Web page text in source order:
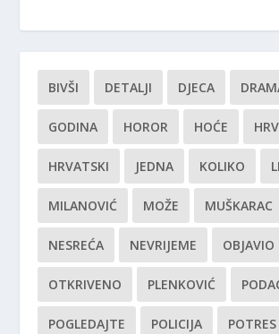
BIVŠI DETALJI DJECA
GODINA HOROR HOĆE
HRVATSKI JEDNA KOLIKO
MILANOVIĆ MOŽE MUŠKARAC
NESREĆA NEVRIJEME OBJAVIO
OTKRIVENO PLENKOVIĆ
POGLEDAJTE POLICIJA POTRES